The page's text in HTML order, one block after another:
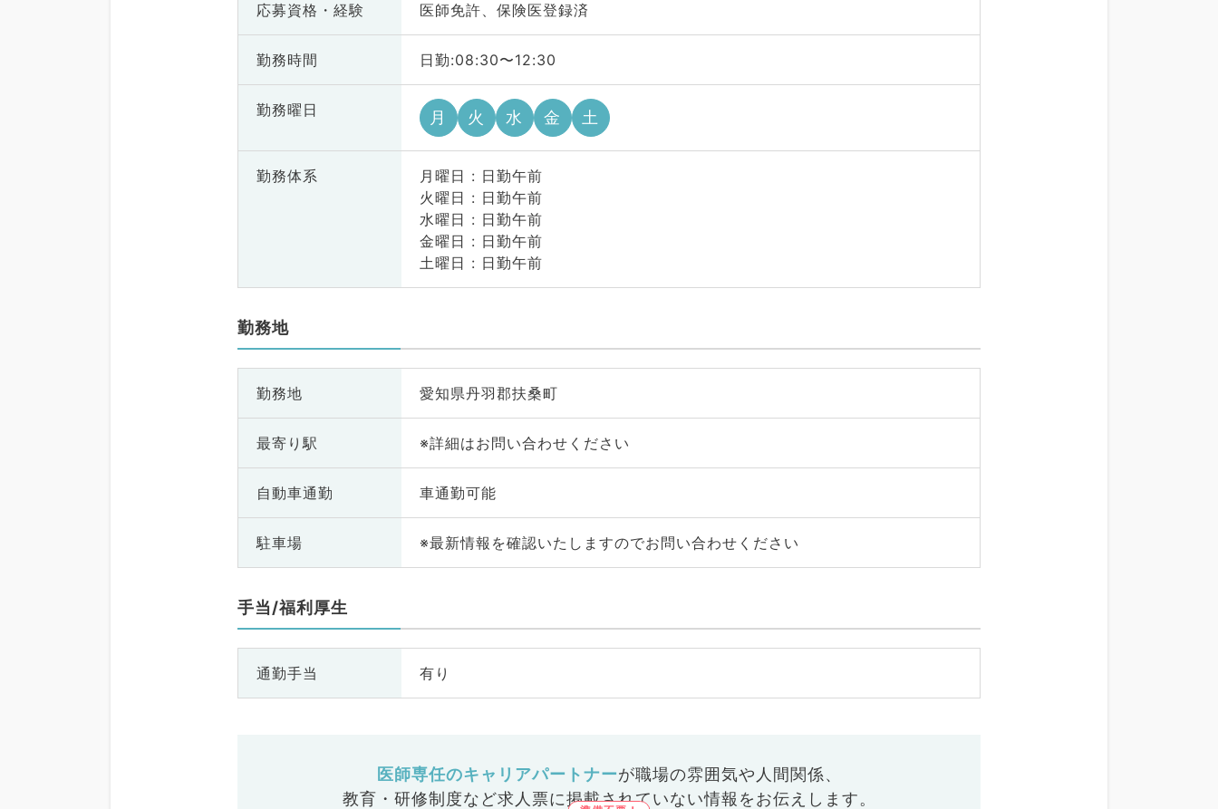
応募資格・ 経験 医師免許、保険医登録済
勤務時間 日勤:08:30〜12:30
勤務曜日 月 火 水 金 土
勤務体系
月曜日 : 日勤午前
火曜日 : 日勤午前
水曜日 : 日勤午前
金曜日 : 日勤午前
土曜日 : 日勤午前
勤務地
勤務地 愛知県丹羽郡扶桑町
最寄り駅 ※詳細はお問い合わせください
自動車通勤 車通勤可能
駐車場 ※最新情報を確認いたしますのでお問い合わせください
手当/福利厚生
通勤手当 有り
医師専任のキャリアパートナーが職場の雰囲気や人間関係、
教育・研修制度など求人票に掲載されていない情報をお伝えします。